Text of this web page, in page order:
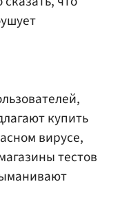
купить
вирусе,
тестов